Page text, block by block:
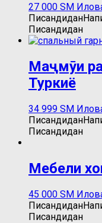
27 000 ЅМ
Писандидан
Писандидан
Маҷмӯи
Туркиё
34 999 ЅМ
Писандидан
Писандидан
Мебели
45 000 ЅМ
Писандидан
Писандидан